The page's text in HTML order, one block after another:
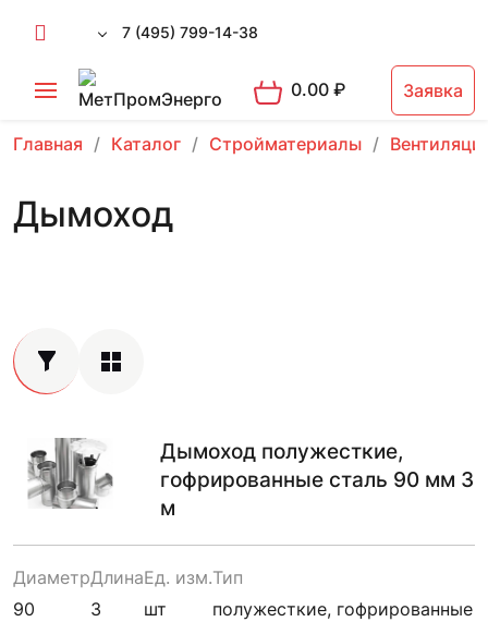
7 (495) 799-14-38
0.00₽ Заявка
Главная Каталог Стройматериалы
Дымоход
Дымоход полужесткие,
гофрированные сталь 90 мм 3
м
Диаметр
90
Длина
3
Ед. изм.
шт
Тип
полужесткие, гофрированные